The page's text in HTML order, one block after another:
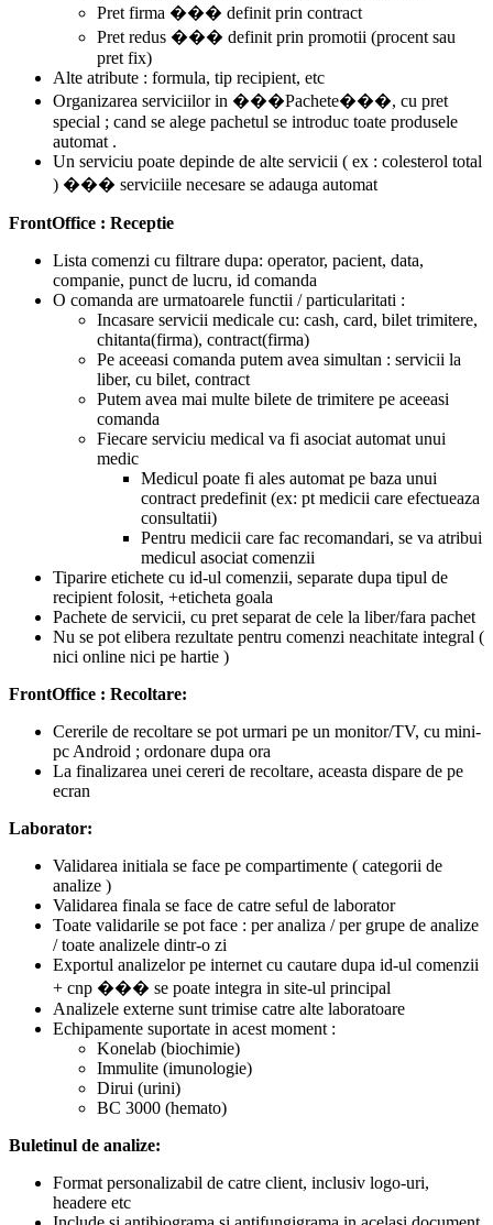
Pret firma ��� definit prin contract
Pret redus ��� definit prin promotii (procent sau
pret fix)
Alte atribute : formula, tip recipient, etc
Organizarea serviciilor in ���Pachete���, cu pret
special ; cand se alege pachetul se introduc toate produsele
automat .
Un serviciu poate depinde de alte servicii ( ex : colesterol total
) ��� serviciile necesare se adauga automat
FrontOffice : Receptie
Lista comenzi cu filtrare dupa: operator, pacient, data,
companie, punct de lucru, id comanda
O comanda are urmatoarele functii / particularitati :
Incasare servicii medicale cu: cash, card, bilet trimitere,
chitanta(firma), contract(firma)
Pe aceeasi comanda putem avea simultan : servicii la
liber, cu bilet, contract
Putem avea mai multe bilete de trimitere pe aceeasi
comanda
Fiecare serviciu medical va fi asociat automat unui
medic
Medicul poate fi ales automat pe baza unui
contract predefinit (ex: pt medicii care efectueaza
consultatii)
Pentru medicii care fac recomandari, se va atribui
medicul asociat comenzii
Tiparire etichete cu id-ul comenzii, separate dupa tipul de
recipient folosit, +eticheta goala
Pachete de servicii, cu pret separat de cele la liber/fara pachet
Nu se pot elibera rezultate pentru comenzi neachitate integral (
nici online nici pe hartie )
FrontOffice : Recoltare:
Cererile de recoltare se pot urmari pe un monitor/TV, cu mini-
pc Android ; ordonare dupa ora
La finalizarea unei cereri de recoltare, aceasta dispare de pe
ecran
Laborator:
Validarea initiala se face pe compartimente ( categorii de
analize )
Validarea finala se face de catre seful de laborator
Toate validarile se pot face : per analiza / per grupe de analize
/ toate analizele dintr-o zi
Exportul analizelor pe internet cu cautare dupa id-ul comenzii
+ cnp ��� se poate integra in site-ul principal
Analizele externe sunt trimise catre alte laboratoare
Echipamente suportate in acest moment :
Konelab (biochimie)
Immulite (imunologie)
Dirui (urini)
BC 3000 (hemato)
Buletinul de analize:
Format personalizabil de catre client, inclusiv logo-uri,
headere etc